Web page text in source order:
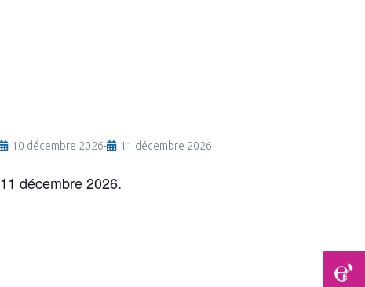
10 décembre 2026- 11 décembre 2026
décembre 2026.